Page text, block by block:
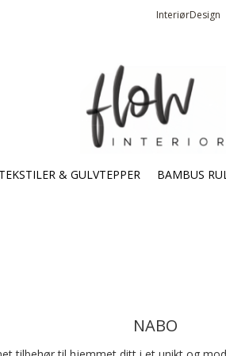
InteriørDesign
TEKSTILER & GULVTEPPER BAMBUS
NABO